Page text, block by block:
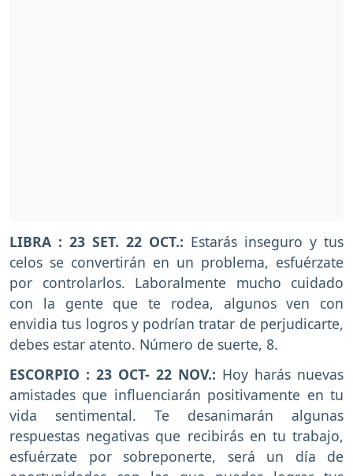
LIBRA : 23 SET. 22 OCT.: Estarás inseguro y tus
celos se convertirán en un problema, esfuérzate
por controlarlos. Laboralmente mucho cuidado
con la gente que te rodea, algunos ven con
envidia tus logros y podrían tratar de perjudicarte,
debes estar atento. Número de suerte, 8.
ESCORPIO : 23 OCT- 22 NOV.: Hoy harás nuevas
amistades que influenciarán positivamente en tu
vida sentimental. Te desanimarán algunas
respuestas negativas que recibirás en tu trabajo,
esfuérzate por sobreponerte, será un día de